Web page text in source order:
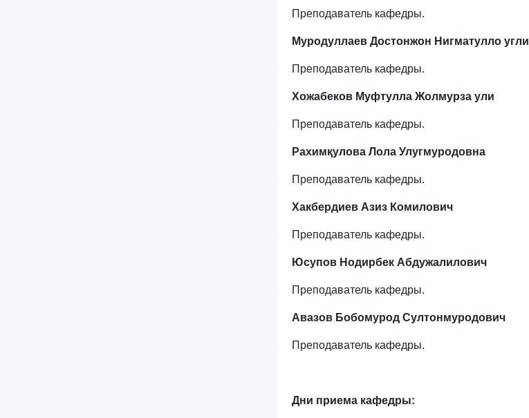
Преподаватель кафедры.
Муродуллаев Достонжон Нигматулло угли
Преподаватель кафедры.
Хожабеков Муфтулла Жолмурза ули
Преподаватель кафедры.
Рахимқулова Лола Улугмуродовна
Преподаватель кафедры.
Хакбердиев Азиз Комилович
Преподаватель кафедры.
Юсупов Нодирбек Абдужалилович
Преподаватель кафедры.
Авазов Бобомурод Султонмуродович
Преподаватель кафедры.
Дни приема кафедры: